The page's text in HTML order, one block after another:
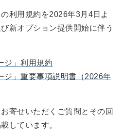
利用規約を2026年3月4日よ
新オプション提供開始に伴う
ジ」利用規約
ジ」重要事項説明書（2026年
寄せいただくご質問とその回
しています。